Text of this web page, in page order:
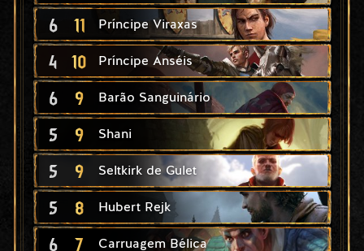
6 11 Príncipe Viraxas
4 10 Príncipe Anséis
6 9 Barão Sanguinário
5 9 Shani
5 9 Seltkirk de Gulet
5 8 Hubert Rejk
6 7 Carruagem Bélica